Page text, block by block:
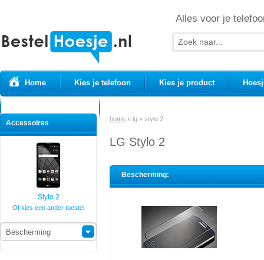
Alles voor je
Home Kies je telefoon Kies je product
Accessoires
Stylo 2
Of kies een ander toestel
Bescherming
home » lg » stylo 2
LG Stylo 2
Bescherming: